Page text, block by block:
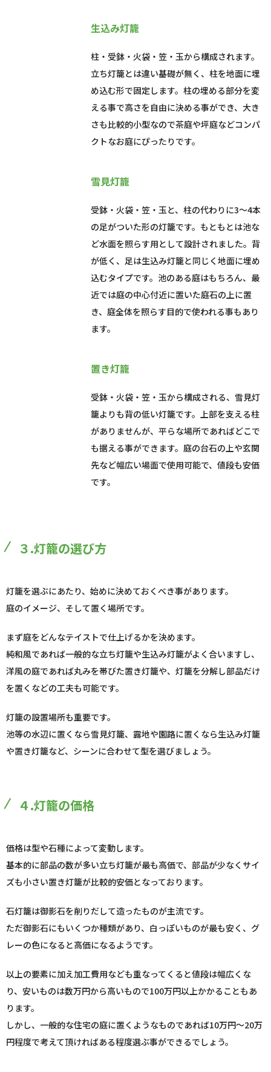
生込み灯籠
柱・受鉢・火袋・笠・玉から構成されます。
立ち灯籠とは違い基礎が無く、柱を地面に埋
め込む形で固定します。柱の埋める部分を変
える事で高さを自由に決める事ができ、大き
さも比較的小型なので茶庭や坪庭などコンパ
クトなお庭にぴったりです。
雪見灯籠
受鉢・火袋・笠・玉と、柱の代わりに3〜4本
の足がついた形の灯籠です。もともとは池な
ど水面を照らす用として設計されました。背
が低く、足は生込み灯籠と同じく地面に埋め
込むタイプです。池のある庭はもちろん、最
近では庭の中心付近に置いた庭石の上に置
き、庭全体を照らす目的で使われる事もあり
ます。
置き灯籠
受鉢・火袋・笠・玉から構成される、雪見灯
籠よりも背の低い灯籠です。上部を支える柱
がありませんが、平らな場所であればどこで
も据える事ができます。庭の台石の上や玄関
先など幅広い場面で使用可能で、値段も安価
です。
３.灯籠の選び方
灯籠を選ぶにあたり、始めに決めておくべき事があります。
庭のイメージ、そして置く場所です。
まず庭をどんなテイストで仕上げるかを決めます。
純和風であれば一般的な立ち灯籠や生込み灯籠がよく合いますし、
洋風の庭であれば丸みを帯びた置き灯籠や、灯籠を分解し部品だけ
を置くなどの工夫も可能です。
灯籠の設置場所も重要です。
池等の水辺に置くなら雪見灯籠、露地や園路に置くなら生込み灯籠
や置き灯籠など、シーンに合わせて型を選びましょう。
４.灯籠の価格
価格は型や石種によって変動します。
基本的に部品の数が多い立ち灯籠が最も高価で、部品が少なくサイ
ズも小さい置き灯籠が比較的安価となっております。
石灯籠は御影石を削りだして造ったものが主流です。
ただ御影石にもいくつか種類があり、白っぽいものが最も安く、グ
レーの色になると高価になるようです。
以上の要素に加え加工費用なども重なってくると値段は幅広くな
り、安いものは数万円から高いもので100万円以上かかることもあ
ります。
しかし、一般的な住宅の庭に置くようなものであれば10万円〜20万
円程度で考えて頂ければある程度選ぶ事ができるでしょう。